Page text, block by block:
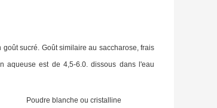
sucré. Goût similaire au saccharose, frais
aqueuse est de 4,5-6.0. dissous dans l'eau
Poudre blanche ou cristalline